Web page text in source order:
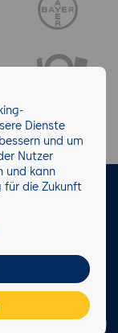
Cookies
Dienste
und um
Nutzer
und kann
für die Zukunft